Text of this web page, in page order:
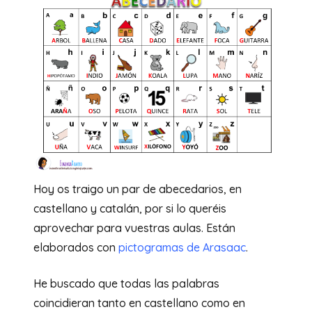
Hoy os traigo un par de abecedarios, en
castellano y catalán, por si lo queréis
aprovechar para vuestras aulas. Están
elaborados con pictogramas de Arasaac.
He buscado que todas las palabras
coincidieran tanto en castellano como en